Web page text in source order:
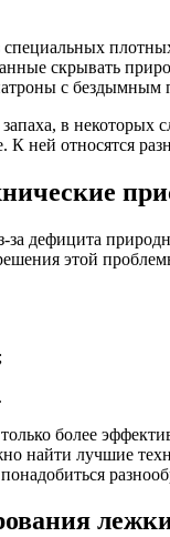
скрывать
с
в некоторых
К ней относятся
дефицита
этой
более
найти лучшие